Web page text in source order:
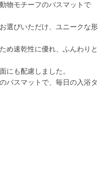
物モチーフのバスマットで
選びいただけ、ユニークな形
め速乾性に優れ、ふんわりと
にも配慮しました。
バスマットで、毎日の入浴タ